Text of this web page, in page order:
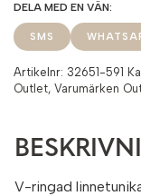
SMS
Artikelnr: 32651-591
Outlet, Varumärken
V-ringad